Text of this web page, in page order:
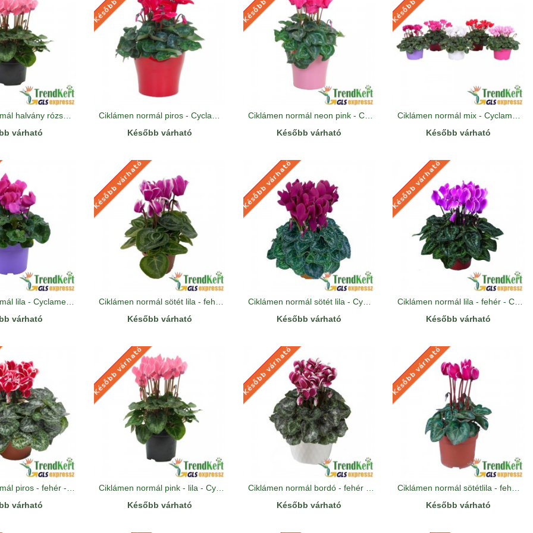
várható Később várható Később várható
Ciklámen normál neon pink - Cyclamen Midi Neon Pink
Később várható
várható
KÉSŐBB VÁRHATÓ
Később várható
Később várható
KÉSŐBB VÁRHATÓ
Később várható
Később várható
Ciklámen normál sötét lila - Cyclamen Midi Dark Lilac
KÉSŐBB VÁRHATÓ
Később várható
Később várható
Ciklámen normál lila - fehér - Cyclamen Midi Bicolor Salmon Lilac White
várható
KÉSŐBB VÁRHATÓ
Később várható
Később várható
Ciklámen normál pink - lila - Cyclamen Midi Bicolor Pink Lilac
KÉSŐBB VÁRHATÓ
Később várható
Később várható
KÉSŐBB VÁRHATÓ
Később várható
Később várható